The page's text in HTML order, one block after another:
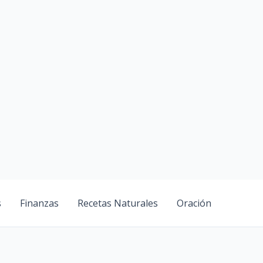
Finanzas Recetas Naturales Oración
e
s